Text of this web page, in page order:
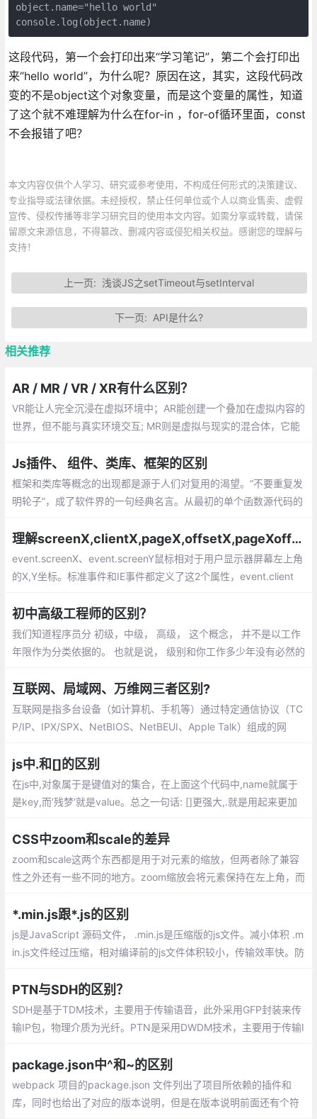
object.name="hello world"
console.log(object.name)
这段代码，第一个会打印出来“学习笔记”，第二个会打印出
来“hello world”，为什么呢？原因在这，其实，这段代码改
变的不是object这个对象变量，而是这个变量的属性，知道
了这个就不难理解为什么在for-in ，for-of循环里面，const
不会报错了吧？
本文内容仅供个人学习、研究或参考使用，不构成任何形式的决策建议、
专业指导或法律依据。未经授权，禁止任何单位或个人以商业售卖、虚假
宣传、侵权传播等非学习研究目的使用本文内容。如需分享或转载，请保
留原文来源信息，不得篡改、删减内容或侵犯相关权益。感谢您的理解与
支持！
上一页: 浅谈JS之setTimeout与setInterval
下一页: API是什么?
相关推荐
AR / MR / VR / XR有什么区别？
VR能让人完全沉浸在虚拟环境中；AR能创建一个叠加在虚拟内容的
世界，但不能与真实环境交互; MR则是虚拟与现实的混合体，它能
“现实”（AR，VR，MR）的术语。
Js插件、 组件、类库、框架的区别
框架和类库等概念的出现都是源于人们对复用的渴望。“不要重复发
明轮子”，成了软件界的一句经典名言。从最初的单个函数源代码的
理解screenX,clientX,pageX,offsetX,pageXoffset的区别
event.screenX、event.screenY鼠标相对于用户显示器屏幕左上角
的X,Y坐标。标准事件和IE事件都定义了这2个属性，event.client
初中高级工程师的区别？
我们知道程序员分 初级，中级， 高级， 这个概念， 并不是以工作
年限作为分类依据的。 也就是说， 级别和你工作多少年没有必然的
工程师， 工作短短两三年， 就跻身高级工程师的行列。
互联网、局域网、万维网三者区别?
互联网是指多台设备（如计算机、手机等）通过特定通信协议（TC
P/IP、IPX/SPX、NetBIOS、NetBEUI、Apple Talk）组成的网
般不大于10公里，而且通常只使用一种传输介质
js中.和[]的区别
在js中,对象属于是键值对的集合，在上面这个代码中,name就属于
是key,而‘残梦‘就是value。总之一句话: []更强大,.就是用起来更加
CSS中zoom和scale的差异
zoom和scale这两个东西都是用于对元素的缩放，但两者除了兼容
性之外还有一些不同的地方。zoom缩放会将元素保持在左上角，而
*.min.js跟*.js的区别
js是JavaScript 源码文件， .min.js是压缩版的js文件。减小体积 .m
in.js文件经过压缩，相对编译前的js文件体积较小，传输效率快。防
PTN与SDH的区别？
SDH是基于TDM技术，主要用于传输语音，此外采用GFP封装来传
输IP包，物理介质为光纤。PTN是采用DWDM技术，主要用于传输I
package.json中^和~的区别
webpack 项目的package.json 文件列出了项目所依赖的插件和
库，同时也给出了对应的版本说明，但是在版本说明前面还有个符